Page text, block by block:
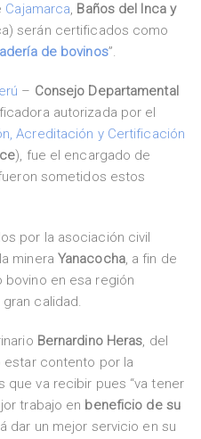
Cajamarca, Baños del Inca y
serán certificados como
de bovinos”.
– Consejo Departamental
autorizada por el
Acreditación y Certificación
), fue el encargado de
sometidos estos
por la asociación civil
minera Yanacocha, a fin de
bovino en esa región
calidad.
Bernardino Heras, del
estar contento por la
va recibir pues “va tener
trabajo en beneficio de su
dar un mejor servicio en su